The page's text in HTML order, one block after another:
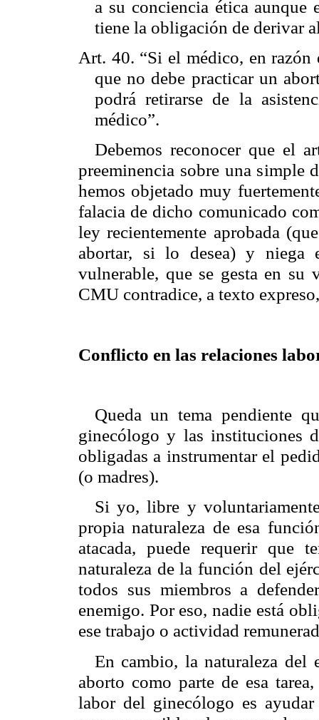
a su conciencia ética aunque
tiene la obligación de derivar
Art. 40. “Si el médico, en razón
que no debe practicar un
podrá retirarse de la
médico”.
Debemos reconocer que el
preeminencia sobre una simple
hemos objetado muy
falacia de dicho comunicado
ley recientemente aprobada
abortar, si lo desea) y
vulnerable, que se gesta en su
CMU contradice, a texto
Conflicto en las relaciones
Queda un tema pendiente
ginecólogo y las instituciones
obligadas a instrumentar el
(o madres).
Si yo, libre y
propia naturaleza de esa
atacada, puede requerir que
naturaleza de la función del
todos sus miembros a
enemigo. Por eso, nadie está
ese trabajo o actividad
En cambio, la naturaleza
aborto como parte de esa
labor del ginecólogo es